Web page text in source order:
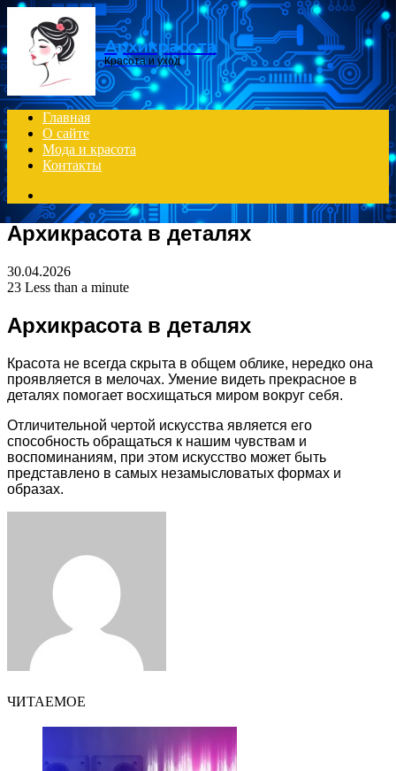
Архикрасота
Красота и уход
Главная
О сайте
Мода и красота
Контакты
for
Архикрасота в деталях
30.04.2026
23 Less than a minute
Архикрасота в деталях
Красота не всегда скрыта в общем облике, нередко она
проявляется в мелочах. Умение видеть прекрасное в
деталях помогает восхищаться миром вокруг себя.
Отличительной чертой искусства является его
способность обращаться к нашим чувствам и
воспоминаниям, при этом искусство может быть
представлено в самых незамысловатых формах и
образах.
ЧИТАЕМОЕ